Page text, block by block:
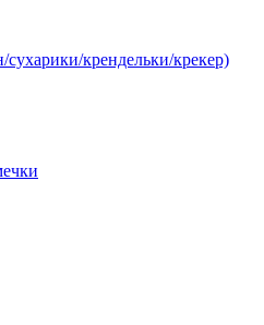
крендельки/крекер)